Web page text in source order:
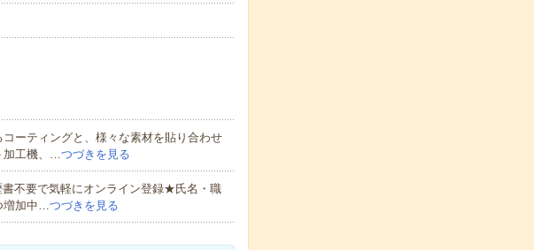
ーティングと、様々な素材を貼り合わせ
加工機、…つづきを見る
不要で気軽にオンライン登録★氏名・職
増加中…つづきを見る